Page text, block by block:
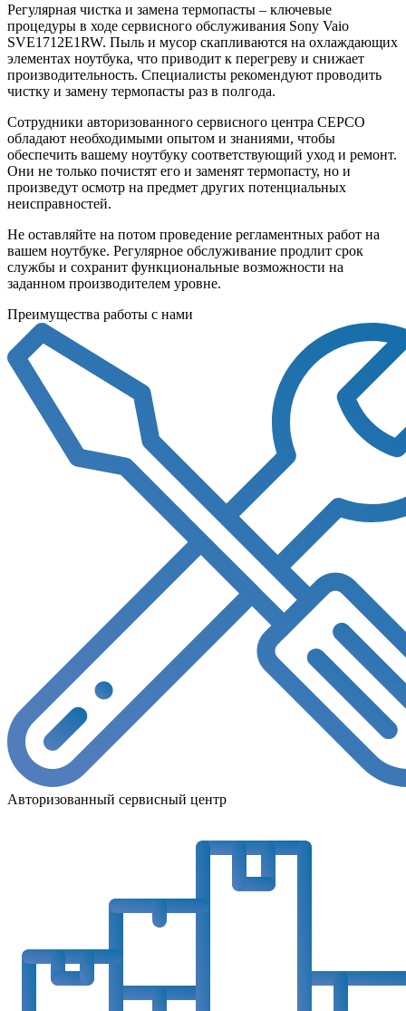
Регулярная чистка и замена термопасты – ключевые
процедуры в ходе сервисного обслуживания Sony Vaio
SVE1712E1RW. Пыль и мусор скапливаются на охлаждающих
элементах ноутбука, что приводит к перегреву и снижает
производительность. Специалисты рекомендуют проводить
чистку и замену термопасты раз в полгода.
Сотрудники авторизованного сервисного центра СЕРСО
обладают необходимыми опытом и знаниями, чтобы
обеспечить вашему ноутбуку соответствующий уход и ремонт.
Они не только почистят его и заменят термопасту, но и
произведут осмотр на предмет других потенциальных
неисправностей.
Не оставляйте на потом проведение регламентных работ на
вашем ноутбуке. Регулярное обслуживание продлит срок
службы и сохранит функциональные возможности на
заданном производителем уровне.
Преимущества работы с нами
Авторизованный сервисный центр